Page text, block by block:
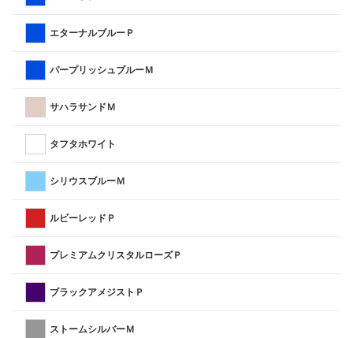
エターナルブルーＰ
パープリッシュブルーＭ
サハラサンドＭ
タフタホワイト
シリウスブルーＭ
ルビーレッドＰ
プレミアムクリスタルローズＰ
ブラックアメジストＰ
ストームシルバーＭ